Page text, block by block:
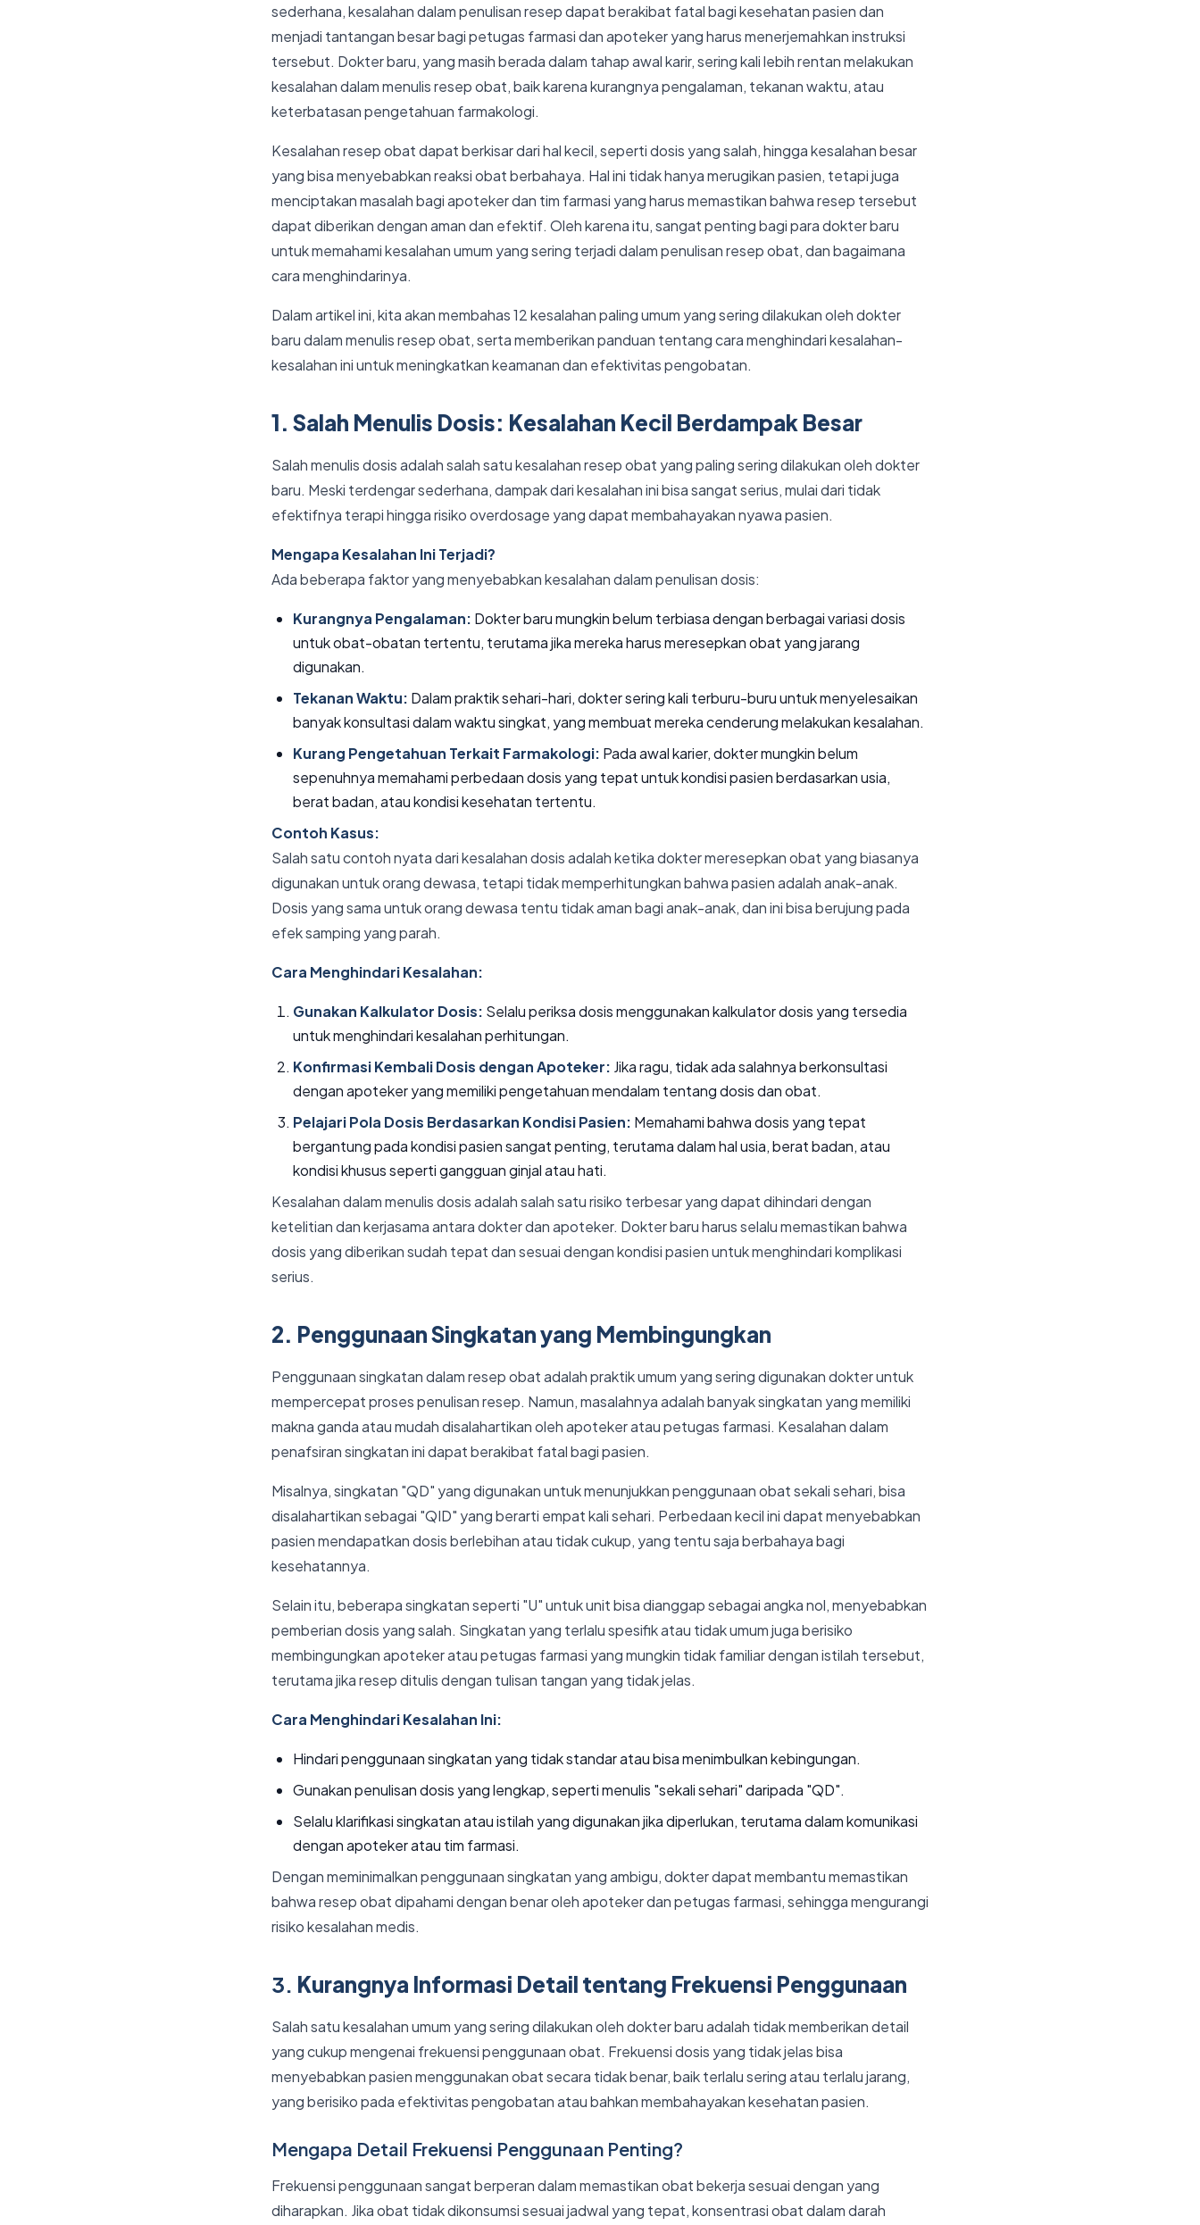
sederhana, kesalahan dalam penulisan resep dapat berakibat fatal bagi kesehatan pasien dan
menjadi tantangan besar bagi petugas farmasi dan apoteker yang harus menerjemahkan instruksi
tersebut. Dokter baru, yang masih berada dalam tahap awal karir, sering kali lebih rentan melakukan
kesalahan dalam menulis resep obat, baik karena kurangnya pengalaman, tekanan waktu, atau
keterbatasan pengetahuan farmakologi.
Kesalahan resep obat dapat berkisar dari hal kecil, seperti dosis yang salah, hingga kesalahan besar
yang bisa menyebabkan reaksi obat berbahaya. Hal ini tidak hanya merugikan pasien, tetapi juga
menciptakan masalah bagi apoteker dan tim farmasi yang harus memastikan bahwa resep tersebut
dapat diberikan dengan aman dan efektif. Oleh karena itu, sangat penting bagi para dokter baru
untuk memahami kesalahan umum yang sering terjadi dalam penulisan resep obat, dan bagaimana
cara menghindarinya.
Dalam artikel ini, kita akan membahas 12 kesalahan paling umum yang sering dilakukan oleh dokter
baru dalam menulis resep obat, serta memberikan panduan tentang cara menghindari kesalahan-
kesalahan ini untuk meningkatkan keamanan dan efektivitas pengobatan.
1. Salah Menulis Dosis: Kesalahan Kecil Berdampak Besar
Salah menulis dosis adalah salah satu kesalahan resep obat yang paling sering dilakukan oleh dokter
baru. Meski terdengar sederhana, dampak dari kesalahan ini bisa sangat serius, mulai dari tidak
efektifnya terapi hingga risiko overdosage yang dapat membahayakan nyawa pasien.
Mengapa Kesalahan Ini Terjadi?
Ada beberapa faktor yang menyebabkan kesalahan dalam penulisan dosis:
Kurangnya Pengalaman: Dokter baru mungkin belum terbiasa dengan berbagai variasi dosis
untuk obat-obatan tertentu, terutama jika mereka harus meresepkan obat yang jarang
digunakan.
Tekanan Waktu: Dalam praktik sehari-hari, dokter sering kali terburu-buru untuk menyelesaikan
banyak konsultasi dalam waktu singkat, yang membuat mereka cenderung melakukan kesalahan.
Kurang Pengetahuan Terkait Farmakologi: Pada awal karier, dokter mungkin belum
sepenuhnya memahami perbedaan dosis yang tepat untuk kondisi pasien berdasarkan usia,
berat badan, atau kondisi kesehatan tertentu.
Contoh Kasus:
Salah satu contoh nyata dari kesalahan dosis adalah ketika dokter meresepkan obat yang biasanya
digunakan untuk orang dewasa, tetapi tidak memperhitungkan bahwa pasien adalah anak-anak.
Dosis yang sama untuk orang dewasa tentu tidak aman bagi anak-anak, dan ini bisa berujung pada
efek samping yang parah.
Cara Menghindari Kesalahan:
Gunakan Kalkulator Dosis: Selalu periksa dosis menggunakan kalkulator dosis yang tersedia
untuk menghindari kesalahan perhitungan.
Konfirmasi Kembali Dosis dengan Apoteker: Jika ragu, tidak ada salahnya berkonsultasi
dengan apoteker yang memiliki pengetahuan mendalam tentang dosis dan obat.
Pelajari Pola Dosis Berdasarkan Kondisi Pasien: Memahami bahwa dosis yang tepat
bergantung pada kondisi pasien sangat penting, terutama dalam hal usia, berat badan, atau
kondisi khusus seperti gangguan ginjal atau hati.
Kesalahan dalam menulis dosis adalah salah satu risiko terbesar yang dapat dihindari dengan
ketelitian dan kerjasama antara dokter dan apoteker. Dokter baru harus selalu memastikan bahwa
dosis yang diberikan sudah tepat dan sesuai dengan kondisi pasien untuk menghindari komplikasi
serius.
2. Penggunaan Singkatan yang Membingungkan
Penggunaan singkatan dalam resep obat adalah praktik umum yang sering digunakan dokter untuk
mempercepat proses penulisan resep. Namun, masalahnya adalah banyak singkatan yang memiliki
makna ganda atau mudah disalahartikan oleh apoteker atau petugas farmasi. Kesalahan dalam
penafsiran singkatan ini dapat berakibat fatal bagi pasien.
Misalnya, singkatan "QD" yang digunakan untuk menunjukkan penggunaan obat sekali sehari, bisa
disalahartikan sebagai "QID" yang berarti empat kali sehari. Perbedaan kecil ini dapat menyebabkan
pasien mendapatkan dosis berlebihan atau tidak cukup, yang tentu saja berbahaya bagi
kesehatannya.
Selain itu, beberapa singkatan seperti "U" untuk unit bisa dianggap sebagai angka nol, menyebabkan
pemberian dosis yang salah. Singkatan yang terlalu spesifik atau tidak umum juga berisiko
membingungkan apoteker atau petugas farmasi yang mungkin tidak familiar dengan istilah tersebut,
terutama jika resep ditulis dengan tulisan tangan yang tidak jelas.
Cara Menghindari Kesalahan Ini:
Hindari penggunaan singkatan yang tidak standar atau bisa menimbulkan kebingungan.
Gunakan penulisan dosis yang lengkap, seperti menulis "sekali sehari" daripada "QD".
Selalu klarifikasi singkatan atau istilah yang digunakan jika diperlukan, terutama dalam komunikasi
dengan apoteker atau tim farmasi.
Dengan meminimalkan penggunaan singkatan yang ambigu, dokter dapat membantu memastikan
bahwa resep obat dipahami dengan benar oleh apoteker dan petugas farmasi, sehingga mengurangi
risiko kesalahan medis.
3. Kurangnya Informasi Detail tentang Frekuensi Penggunaan
Salah satu kesalahan umum yang sering dilakukan oleh dokter baru adalah tidak memberikan detail
yang cukup mengenai frekuensi penggunaan obat. Frekuensi dosis yang tidak jelas bisa
menyebabkan pasien menggunakan obat secara tidak benar, baik terlalu sering atau terlalu jarang,
yang berisiko pada efektivitas pengobatan atau bahkan membahayakan kesehatan pasien.
Mengapa Detail Frekuensi Penggunaan Penting?
Frekuensi penggunaan sangat berperan dalam memastikan obat bekerja sesuai dengan yang
diharapkan. Jika obat tidak dikonsumsi sesuai jadwal yang tepat, konsentrasi obat dalam darah